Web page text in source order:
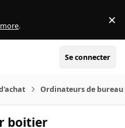
. ×
Se connecter
Ordinateurs de bureau
boitier